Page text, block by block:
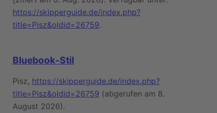
https://skipperguide.de/index.php?
title=Pisz&oldid=26759.
Bluebook-Stil
Pisz, https://skipperguide.de/index.php?
title=Pisz&oldid=26759 (abgerufen am 8.
August 2026).